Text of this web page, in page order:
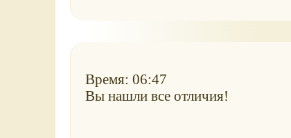
Время: 06:47
Вы нашли все отличия!